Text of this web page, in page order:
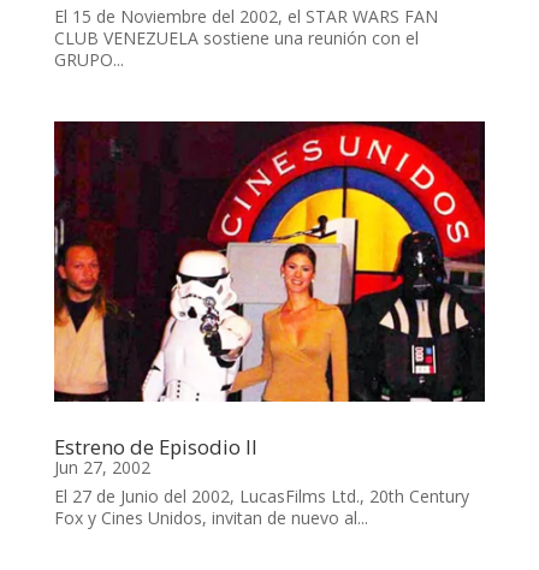
El 15 de Noviembre del 2002, el STAR WARS FAN
CLUB VENEZUELA sostiene una reunión con el
GRUPO...
Estreno de Episodio II
Jun 27, 2002
El 27 de Junio del 2002, LucasFilms Ltd., 20th Century
Fox y Cines Unidos, invitan de nuevo al...